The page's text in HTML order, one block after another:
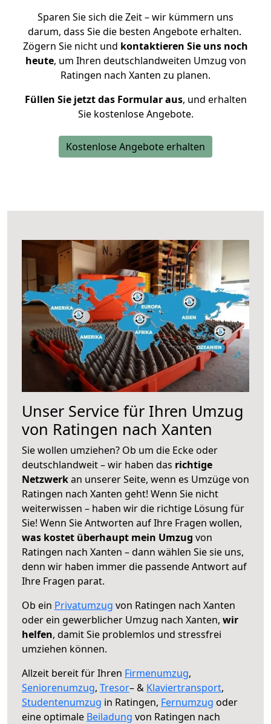
Sparen Sie sich die Zeit – wir kümmern uns
darum, dass Sie die besten Angebote erhalten.
Zögern Sie nicht und kontaktieren Sie uns noch
heute, um Ihren deutschlandweiten Umzug von
Ratingen nach Xanten zu planen.
Füllen Sie jetzt das Formular aus, und erhalten
Sie kostenlose Angebote.
Kostenlose Angebote erhalten
Unser Service für Ihren Umzug
von Ratingen nach Xanten
Sie wollen umziehen? Ob um die Ecke oder
deutschlandweit – wir haben das richtige
Netzwerkan unserer Seite, wenn es Umzüge von
Ratingen nach Xanten geht! Wenn Sie nicht
weiterwissen – haben wir die richtige Lösung für
Sie! Wenn Sie Antworten auf Ihre Fragen wollen,
was kostet überhaupt mein Umzug von
Ratingen nach Xanten – dann wählen Sie sie uns,
denn wir haben immer die passende Antwort auf
Ihre Fragen parat.
Ob ein Privatumzug von Ratingen nach Xanten
oder ein gewerblicher Umzug nach Xanten, wir
helfen, damit Sie problemlos und stressfrei
umziehen können.
Allzeit bereit für Ihren Firmenumzug,
Seniorenumzug, Tresor– & Klaviertransport,
Studentenumzug in Ratingen, Fernumzug oder
eine optimale Beiladung von Ratingen nach